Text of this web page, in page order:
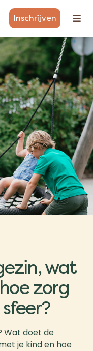
Inschrijven
wat
zorg
Wat doet de
je kind en hoe